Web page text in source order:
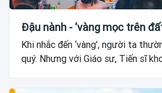
Đậu nành - ‘vàng mọc trên
Khi nhắc đến ‘vàng’, người ta
quý. Nhưng với Giáo sư, Tiến sĩ